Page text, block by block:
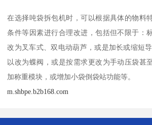
在选择吨袋拆包机时，可以根据具体的物料
条件等因素进行合理改进，包括但不限于：
改为叉车式、双电动葫芦，或是加长或缩短
以改为蝶阀，或是按需求更改为手动压袋甚
加称重模块，或增加小袋倒袋站功能等。
m.shbpe.b2b168.com